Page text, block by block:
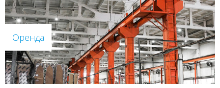
Оренда